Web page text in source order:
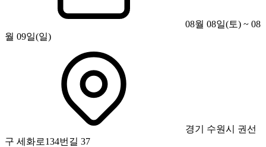
08월 08일(토) ~ 08
월 09일(일)
경기 수원시 권선
구 세화로134번길 37